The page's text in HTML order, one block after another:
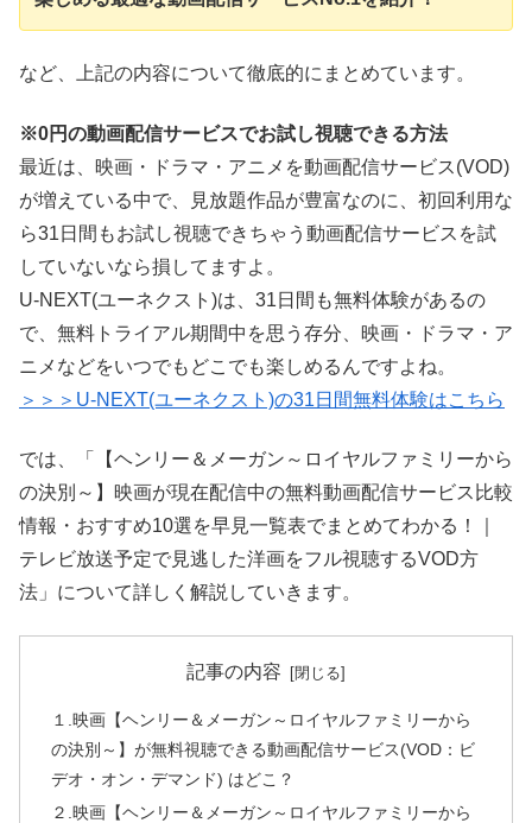
など、上記の内容について徹底的にまとめています。
※0円の動画配信サービスでお試し視聴できる方法
最近は、映画・ドラマ・アニメを動画配信サービス(VOD)
が増えている中で、見放題作品が豊富なのに、初回利用な
ら31日間もお試し視聴できちゃう動画配信サービスを試
していないなら損してますよ。
U-NEXT(ユーネクスト)は、31日間も無料体験があるの
で、無料トライアル期間中を思う存分、映画・ドラマ・ア
ニメなどをいつでもどこでも楽しめるんですよね。
＞＞＞U-NEXT(ユーネクスト)の31日間無料体験はこちら
では、「【ヘンリー＆メーガン～ロイヤルファミリーから
の決別～】映画が現在配信中の無料動画配信サービス比較
情報・おすすめ10選を早見一覧表でまとめてわかる！｜
テレビ放送予定で見逃した洋画をフル視聴するVOD方
法」について詳しく解説していきます。
記事の内容
１.映画【ヘンリー＆メーガン～ロイヤルファミリーから
の決別～】が無料視聴できる動画配信サービス(VOD：ビ
デオ・オン・デマンド) はどこ？
２.映画【ヘンリー＆メーガン～ロイヤルファミリーから